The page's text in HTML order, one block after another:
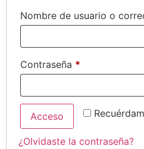
Nombre de usuario o
Contraseña *
Acceso
¿Olvidaste la contraseña?